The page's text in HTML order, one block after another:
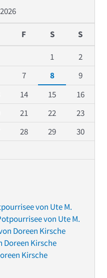
F S S
1
2
7 8
9
14 15
16
21 22
23
28 29
30
von Ute M.
von Ute M.
Doreen Kirsche
Doreen Kirsche
Kirsche